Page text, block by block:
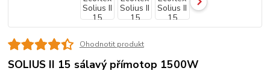
Ohodnotit produkt
SOLIUS II 15 sálavý přímotop 1500W